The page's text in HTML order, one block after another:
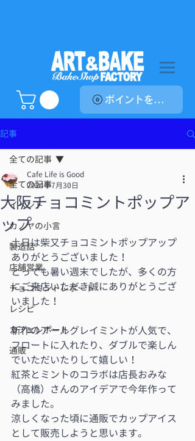
ポイントを表示
記事
全ての記事
イベント
カノヤの小言
製造話
店舗営業
チョコミントレポート
レシピ
カフェレポート
通販
全ての記事
大阪チョコミントポップア
ップ
Cafe Life is Good
2024年7月30日
土日は柴又チョコミントポップアップ
ありがとうございました！
とっても暑い週末でしたが、多くの方
にご来店いただき誠にありがとうござ
いました！
新作のアールグレイミントが人気で、
フロートに入れたり、ダブルで楽しん
でいただいたりして嬉しい！
紅茶とミントのコラボは店長おみな
（高橋）さんのアイデアで今年作って
みました。
涼しくなった頃に通販でカップアイス
として販売しようと思います。